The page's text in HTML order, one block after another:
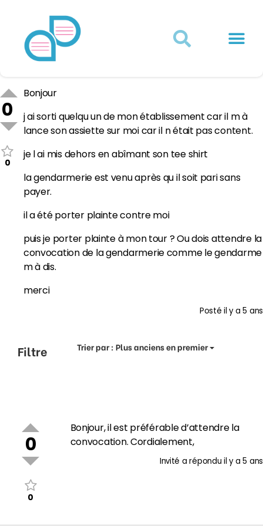
0
0
Bonjour
j ai sorti quelqu un de mon établissement car il m à
lance son assiette sur moi car il n était pas content.
je l ai mis dehors en abîmant son tee shirt
la gendarmerie est venu après qu il soit pari sans
payer.
il a été porter plainte contre moi
puis je porter plainte à mon tour ? Ou dois attendre la
convocation de la gendarmerie comme le gendarme
m à dis.
merci
Postéil y a 5 ans
Filtre Trier par :Plus anciens en premier
0
0
Bonjour, il est préférable d’attendre la
convocation. Cordialement,
Invité a réponduil y a 5 ans